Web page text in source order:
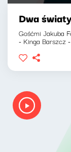
Dwa
Gośćmi Jakuba
- Kinga Barszcz